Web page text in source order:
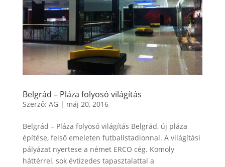
Belgrád – Pláza folyosó világítás
Szerző: AG| máj 20, 2016
Belgrád – Pláza folyosó világítás Belgrád, új pláza
építése, felső emeleten futballstadionnal. A világítási
pályázat nyertese a német ERCO cég. Komoly
háttérrel, sok évtizedes tapasztalattal a